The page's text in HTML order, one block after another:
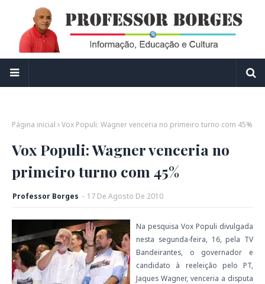
Página inicial Vox Populi: Wagner venceria no primeiro turno com 45%
Vox Populi: Wagner venceria no
primeiro turno com 45%
Professor Borges - 17 De Agosto De 2010
Na pesquisa Vox Populi divulgada
nesta segunda-feira, 16, pela TV
Bandeirantes, o governador e
candidato à reeleição pelo PT,
Jaques Wagner, venceria a disputa